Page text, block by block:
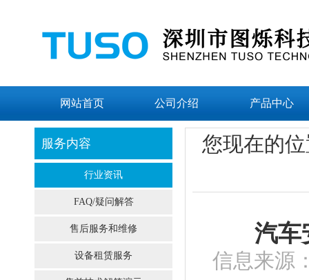
网站首页 公司介绍 产品中心
服务内容
行业资讯
FAQ/疑问解答
售后服务和维修
设备租赁服务
您现在的
汽车
信息来源